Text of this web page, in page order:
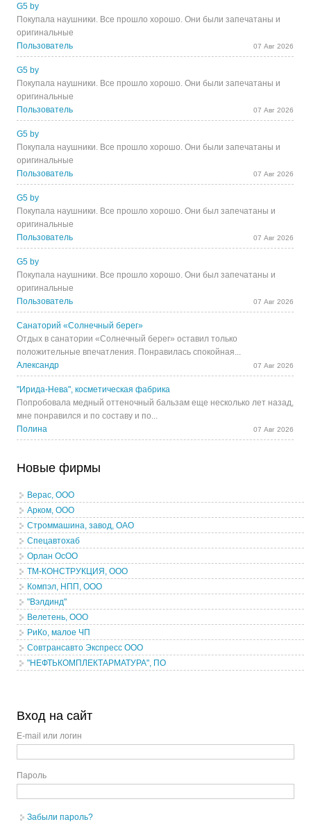
G5 by
Покупала наушники. Все прошло хорошо. Они были запечатаны и
оригинальные
Пользователь
07 Авг 2026
G5 by
Покупала наушники. Все прошло хорошо. Они были запечатаны и
оригинальные
Пользователь
07 Авг 2026
G5 by
Покупала наушники. Все прошло хорошо. Они были запечатаны и
оригинальные
Пользователь
07 Авг 2026
G5 by
Покупала наушники. Все прошло хорошо. Они был запечатаны и
оригинальные
Пользователь
07 Авг 2026
G5 by
Покупала наушники. Все прошло хорошо. Они был запечатаны и
оригинальные
Пользователь
07 Авг 2026
Санаторий «Солнечный берег»
Отдых в санатории «Солнечный берег» оставил только
положительные впечатления. Понравилась спокойная...
Александр
07 Авг 2026
"Ирида-Нева", косметическая фабрика
Попробовала медный оттеночный бальзам еще несколько лет назад,
мне понравился и по составу и по...
Полина
07 Авг 2026
Новые фирмы
Верас, ООО
Арком, ООО
Строммашина, завод, ОАО
Спецавтохаб
Орлан ОсОО
ТМ-КОНСТРУКЦИЯ, ООО
Компэл, НПП, ООО
"Вэлдинд"
Велетень, ООО
РиКо, малое ЧП
Совтрансавто Экспресс ООО
"НЕФТЬКОМПЛЕКТАРМАТУРА", ПО
Вход на сайт
E-mail или логин
Пароль
Забыли пароль?